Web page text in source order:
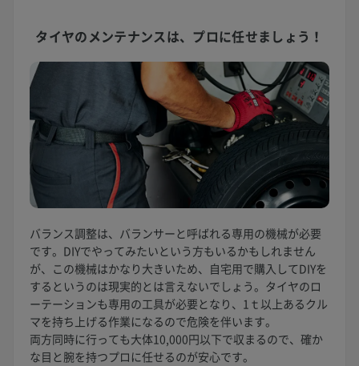
タイヤのメンテナンスは、 プロに任せましょう！
バランス調整は、バランサーと呼ばれる専用の機械が必要
です。DIYでやってみたいという方もいるかもしれません
が、この機械はかなり大きいため、自宅用で購入してDIYを
するというのは現実的とは言えないでしょう。タイヤのロ
ーテーションも専用の工具が必要となり、1ｔ以上あるクル
マを持ち上げる作業になるので危険を伴います。
両方同時に行っても大体10,000円以下で収まるので、確か
な目と腕を持つプロに任せるのが安心です。